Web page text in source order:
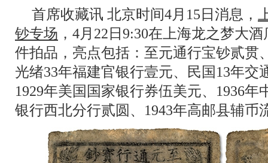
首席收藏讯 北京时间4月15日消息，
钞专场 ，4月22日9:30在上海龙之梦大
件拍品，亮点包括：至元通行宝钞贰贯
光绪33年福建官银行壹元、民国13年交
1929年美国国家银行券伍美元、1936
银行西北分行贰圆、1943年高邮县辅币